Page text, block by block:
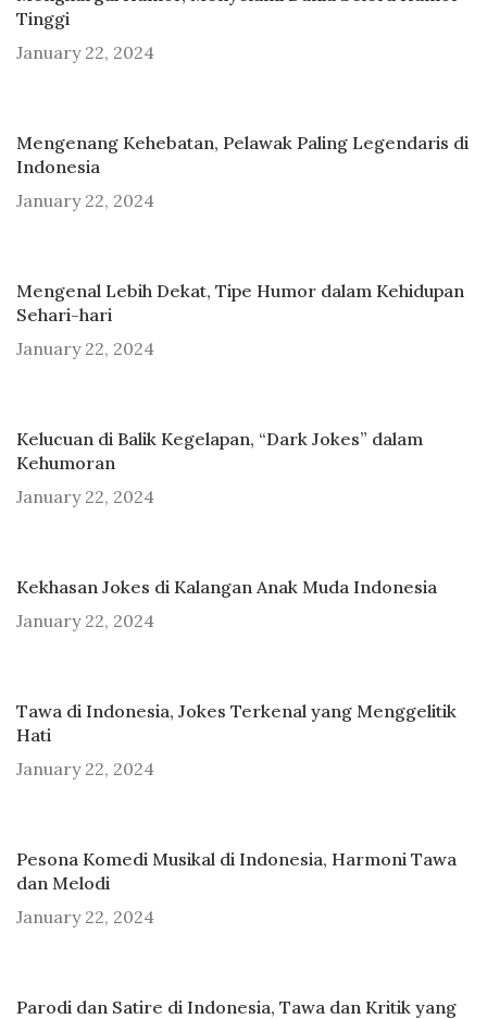
Tinggi
January 22, 2024
Mengenang Kehebatan, Pelawak Paling Legendaris di
Indonesia
January 22, 2024
Mengenal Lebih Dekat, Tipe Humor dalam Kehidupan
Sehari-hari
January 22, 2024
Kelucuan di Balik Kegelapan, “Dark Jokes” dalam
Kehumoran
January 22, 2024
Kekhasan Jokes di Kalangan Anak Muda Indonesia
January 22, 2024
Tawa di Indonesia, Jokes Terkenal yang Menggelitik
Hati
January 22, 2024
Pesona Komedi Musikal di Indonesia, Harmoni Tawa
dan Melodi
January 22, 2024
Parodi dan Satire di Indonesia, Tawa dan Kritik yang